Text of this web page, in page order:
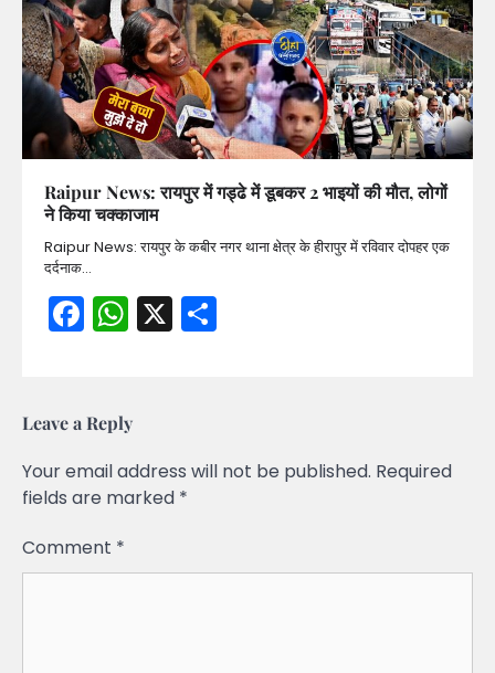
Raipur News: रायपुर में गड्ढे में डूबकर 2 भाइयों की मौत, लोगों
ने किया चक्काजाम
Raipur News: रायपुर के कबीर नगर थाना क्षेत्र के हीरापुर में रविवार दोपहर एक
दर्दनाक…
Facebook
WhatsApp
X
Leave a Reply
Your email address will not be published. Required
fields are marked *
Comment *